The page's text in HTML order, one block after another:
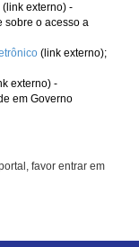
(link externo) -
sobre o acesso a
(link externo);
externo) -
em Governo
favor entrar em